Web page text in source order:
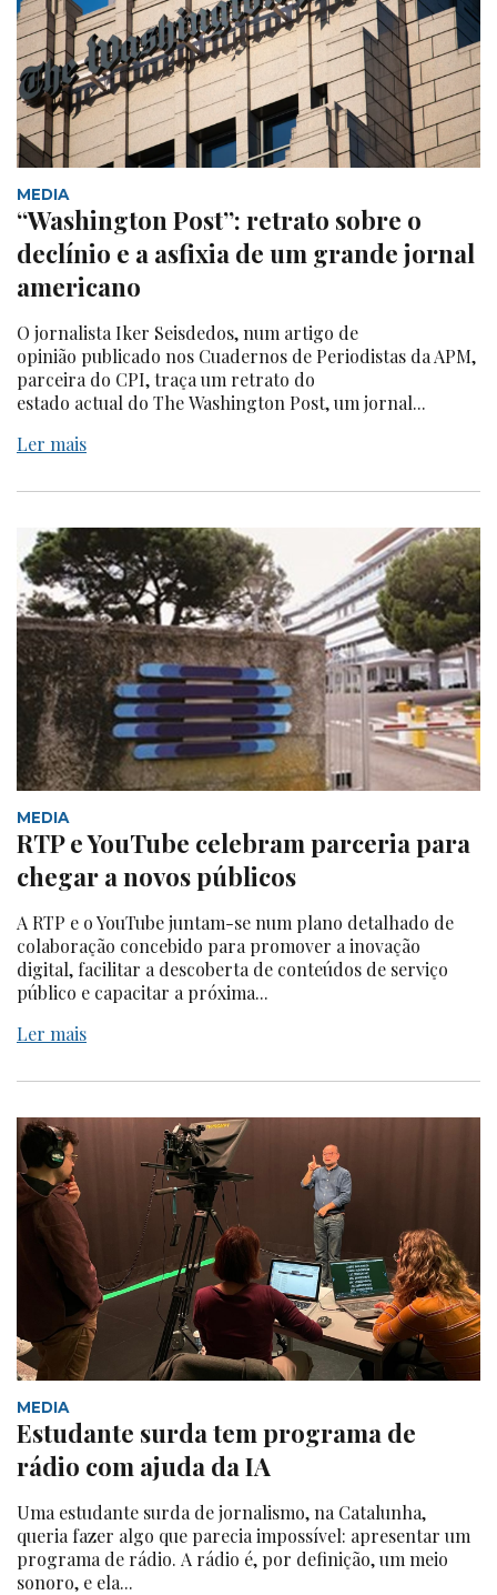
MEDIA
“Washington Post”: retrato sobre o
declínio e a asfixia de um grande jornal
americano
O jornalista Iker Seisdedos, num artigo de
opinião publicado nos Cuadernos de Periodistas da APM,
parceira do CPI, traça um retrato do
estado actual do The Washington Post, um jornal...
Ler mais
MEDIA
RTP e YouTube celebram parceria para
chegar a novos públicos
A RTP e o YouTube juntam-se num plano detalhado de
colaboração concebido para promover a inovação
digital, facilitar a descoberta de conteúdos de serviço
público e capacitar a próxima...
Ler mais
MEDIA
Estudante surda tem programa de
rádio com ajuda da IA
Uma estudante surda de jornalismo, na Catalunha,
queria fazer algo que parecia impossível: apresentar um
programa de rádio. A rádio é, por definição, um meio
sonoro, e ela...